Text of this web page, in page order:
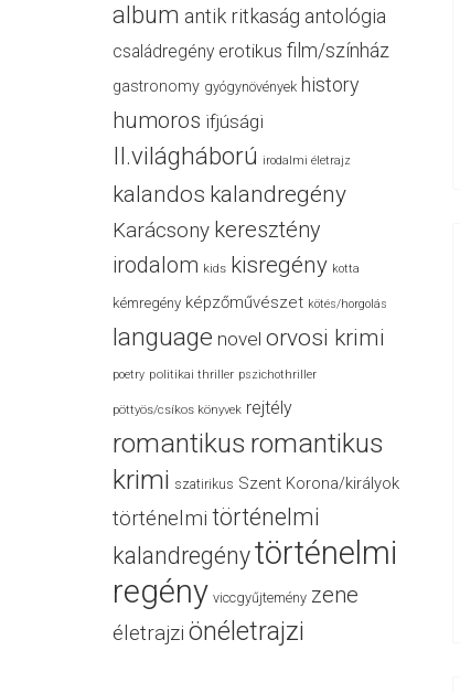
album antik ritkaság antológia
családregény erotikus film/színház
gastronomy gyógynövények history
humoros ifjúsági
II.világháború irodalmi életrajz
kalandos kalandregény
Karácsony keresztény
irodalom kids kisregény kotta
kémregény képzőművészet kötés/horgolás
language novel orvosi krimi
poetry politikai thriller pszichothriller
pöttyös/csíkos könyvek rejtély
romantikus romantikus
krimi szatirikus Szent Korona/királyok
történelmi történelmi
kalandregénytörténelmi
regény viccgyűjtemény zene
életrajzi önéletrajzi